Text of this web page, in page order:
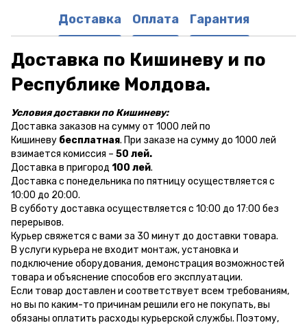
Доставка Оплата Гарантия
Доставка по Кишиневу и по
Республике Молдова.
Условия доставки по Кишиневу:
Доставка заказов на сумму от 1000 лей по
Кишиневу бесплатная. При заказе на сумму до 1000 лей
взимается комиссия – 50 лей.
Доставка в пригород 100 лей.
Доставка с понедельника по пятницу осуществляется с
10:00 до 20:00.
В субботу доставка осуществляется с 10:00 до 17:00 без
перерывов.
Курьер свяжется с вами за 30 минут до доставки товара.
В услуги курьера не входит монтаж, установка и
подключение оборудования, демонстрация возможностей
товара и объяснение способов его эксплуатации.
Если товар доставлен и соответствует всем требованиям,
но вы по каким-то причинам решили его не покупать, вы
обязаны оплатить расходы курьерской службы. Поэтому,